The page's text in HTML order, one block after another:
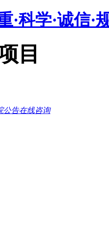
·科学·诚信·
目
公告在线咨询